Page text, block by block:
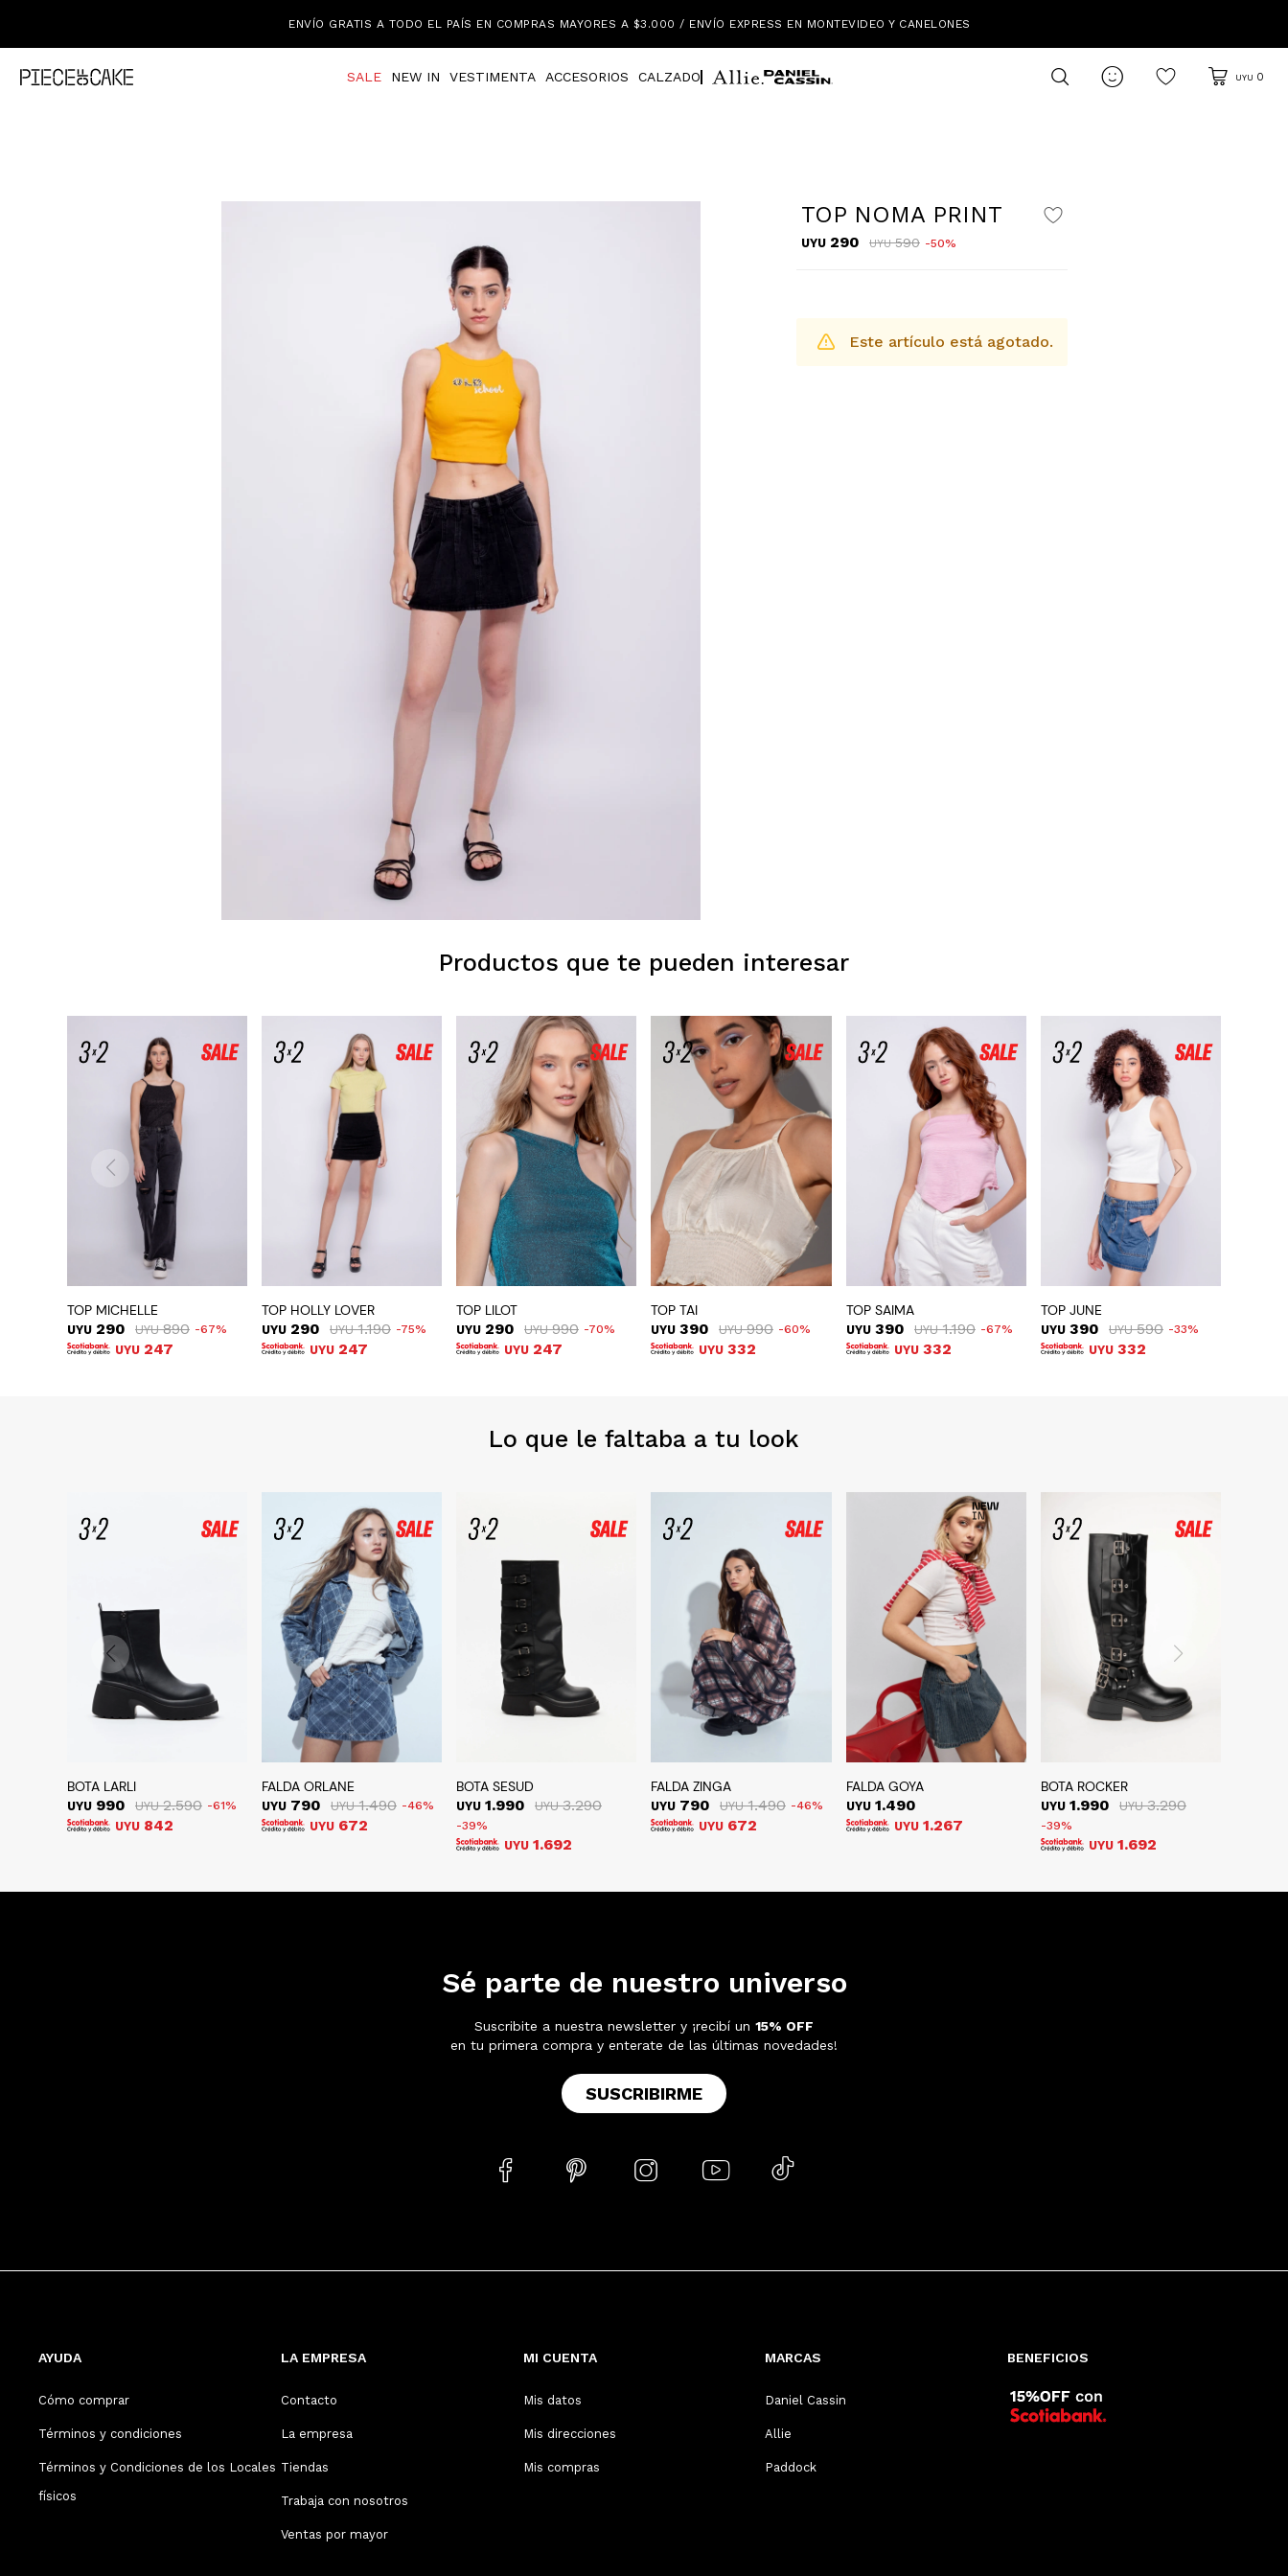
ENVÍO GRATIS A TODO EL PAÍS EN COMPRAS MAYORES A $3.000 / ENVÍO EXPRESS EN MONTEVIDEO Y CANELONES
SALE NEW IN VESTIMENTA ACCESORIOS CALZADO  UYU 0
TOP NOMA PRINT
UYU 290 UYU 590 50
Este artículo está agotado.
Productos que te pueden interesar
TOP MICHELLE
UYU 290 UYU 890 67
UYU 247
TOP HOLLY LOVER
UYU 290 UYU 1.190 75
UYU 247
TOP LILOT
UYU 290 UYU 990 70
UYU 247
TOP TAI
UYU 390 UYU 990 60
UYU 332
TOP SAIMA
UYU 390 UYU 1.190 67
UYU 332
TOP JUNE
UYU 390 UYU 590 33
UYU 332
Lo que le faltaba a tu look
BOTA LARLI
UYU 990 UYU 2.590 61
UYU 842
FALDA ORLANE
UYU 790 UYU 1.490 46
UYU 672
BOTA SESUD
UYU 1.990 UYU 3.290
39
UYU 1.692
FALDA ZINGA
UYU 790 UYU 1.490 46
UYU 672
FALDA GOYA
UYU 1.490
UYU 1.267
BOTA ROCKER
UYU 1.990 UYU 3.290
39
UYU 1.692
AYUDA
Cómo comprar
Términos y condiciones
Términos y Condiciones de los Locales
físicos
LA EMPRESA
Contacto
La empresa
Tiendas
Trabaja con nosotros
Ventas por mayor
MI CUENTA
Mis datos
Mis direcciones
Mis compras
MARCAS
Daniel Cassin
Allie
Paddock
BENEFICIOS
Sé parte de nuestro universo
Suscribite a nuestra newsletter y ¡recibí un 15% OFF
en tu primera compra y enterate de las últimas novedades!
SUSCRIBIRME
    